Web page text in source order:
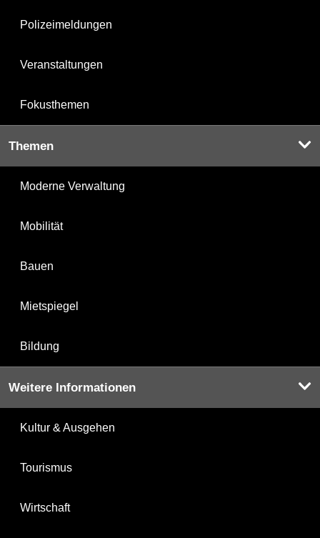
Polizeimeldungen
Veranstaltungen
Fokusthemen
Themen
Moderne Verwaltung
Mobilität
Bauen
Mietspiegel
Bildung
Weitere Informationen
Kultur & Ausgehen
Tourismus
Wirtschaft